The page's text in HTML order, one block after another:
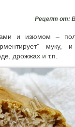
Рецепт от:
и изюмом –
муку,
дрожжах и т.п.